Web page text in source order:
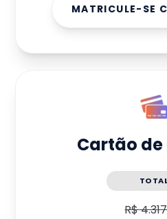
MATRICULE-SE
Cartão
R$